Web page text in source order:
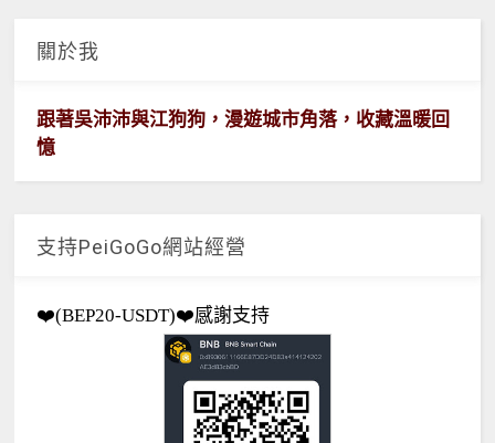
關於我
跟著吳沛沛與江狗狗，漫遊城市角落，收藏溫暖回
憶
支持PeiGoGo網站經營
❤️(BEP20-USDT)❤️感謝支持